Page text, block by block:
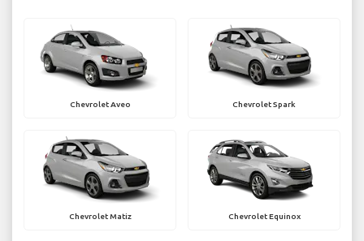
Chevrolet Aveo Chevrolet Spark
Chevrolet Matiz Chevrolet Equinox